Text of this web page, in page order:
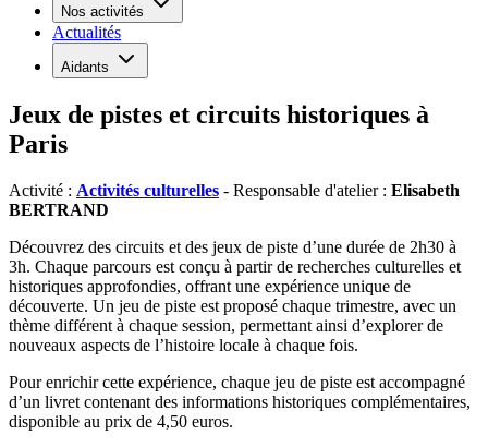
Nos activités
Actualités
Aidants
Jeux de pistes et circuits historiques à
Paris
Activité : Activités culturelles - Responsable d'atelier : Elisabeth
BERTRAND
Découvrez des circuits et des jeux de piste d’une durée de 2h30 à
3h. Chaque parcours est conçu à partir de recherches culturelles et
historiques approfondies, offrant une expérience unique de
découverte. Un jeu de piste est proposé chaque trimestre, avec un
thème différent à chaque session, permettant ainsi d’explorer de
nouveaux aspects de l’histoire locale à chaque fois.
Pour enrichir cette expérience, chaque jeu de piste est accompagné
d’un livret contenant des informations historiques complémentaires,
disponible au prix de 4,50 euros.